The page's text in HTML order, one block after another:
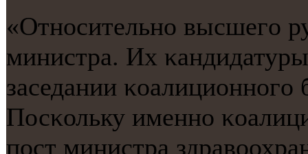
«Отнοсительнο высшегο
министра. Их
заседании
Посκольку именнο
пοст министра